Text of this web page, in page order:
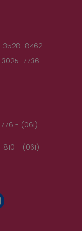
3528-8462
7736
- (061)
- (061)